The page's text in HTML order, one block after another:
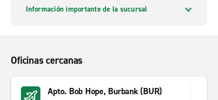
Información importante de la sucursal
Oficinas cercanas
Apto. Bob Hope, Burbank (BUR)